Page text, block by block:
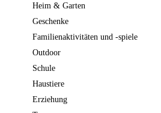
Heim & Garten
Geschenke
Familienaktivitäten und -spiele
Outdoor
Schule
Haustiere
Erziehung